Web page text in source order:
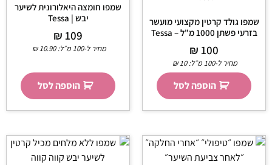
שמפו גולד קרטין מקצועי מועשר
בזרעי פשתן 1000 מ"ל – Tessa
₪100
מחיר ל-100 מ״ל: ₪10
הוספה לסל
שמפו חומצה היאלורונית לשיער
יבש | Tessa
₪109
מחיר ל-100 מ״ל: ₪10.90
הוספה לסל